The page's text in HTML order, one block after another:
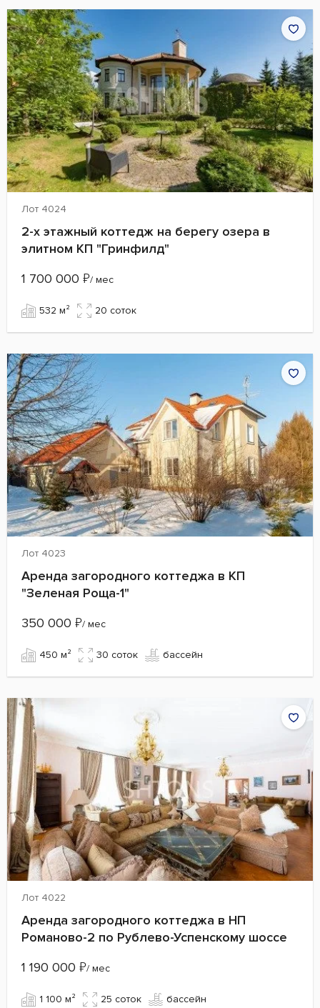
Лот 4024
2-х этажный коттедж на берегу озера в
элитном КП "Гринфилд"
1 700 000 ₽/ мес
532 м² 20 cоток
Лот 4023
Аренда загородного коттеджа в КП
"Зеленая Роща-1"
350 000 ₽/ мес
450 м² 30 cоток бассейн
Лот 4022
Аренда загородного коттеджа в НП
Романово-2 по Рублево-Успенскому шоссе
1 190 000 ₽/ мес
1 100 м² 25 cоток бассейн